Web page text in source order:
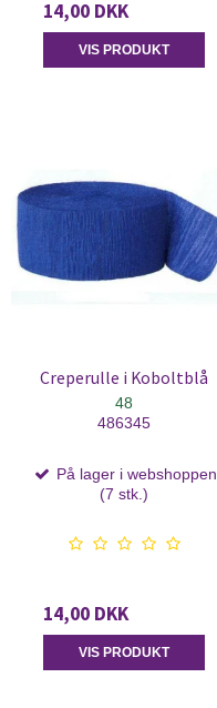
14,00 DKK
VIS PRODUKT
Creperulle i Koboltblå
48
486345
På lager i webshoppen
(7 stk.)
14,00 DKK
VIS PRODUKT